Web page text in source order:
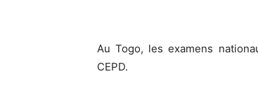
Au Togo, les examens
CEPD.